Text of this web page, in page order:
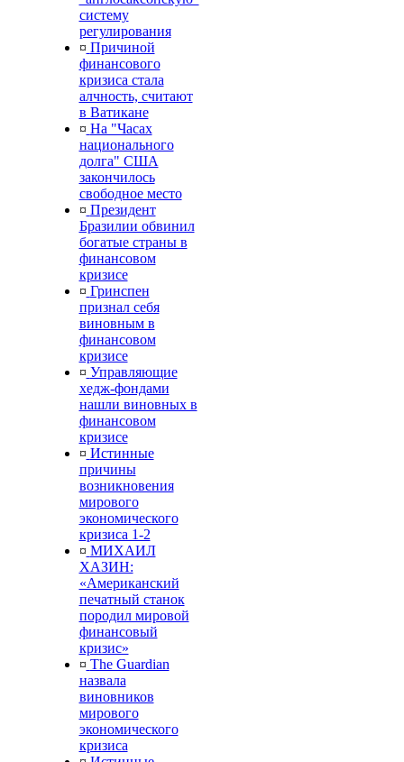
систему
регулирования
¤ Причиной
финансового
кризиса стала
алчность, считают
в Ватикане
¤ На "Часах
национального
долга" США
закончилось
свободное место
¤ Президент
Бразилии обвинил
богатые страны в
финансовом
кризисе
¤ Гринспен
признал себя
виновным в
финансовом
кризисе
¤ Управляющие
хедж-фондами
нашли виновных в
финансовом
кризисе
¤ Истинные
причины
возникновения
мирового
экономического
кризиса 1-2
¤ МИХАИЛ
ХАЗИН:
«Американский
печатный станок
породил мировой
финансовый
кризис»
¤ The Guardian
назвала
виновников
мирового
экономического
кризиса